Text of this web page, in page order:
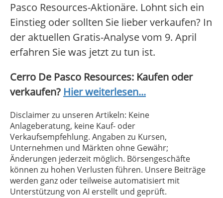
Pasco Resources-Aktionäre. Lohnt sich ein
Einstieg oder sollten Sie lieber verkaufen? In
der aktuellen Gratis-Analyse vom 9. April
erfahren Sie was jetzt zu tun ist.
Cerro De Pasco Resources: Kaufen oder
verkaufen? Hier weiterlesen...
Disclaimer zu unseren Artikeln: Keine
Anlageberatung, keine Kauf- oder
Verkaufsempfehlung. Angaben zu Kursen,
Unternehmen und Märkten ohne Gewähr;
Änderungen jederzeit möglich. Börsengeschäfte
können zu hohen Verlusten führen. Unsere Beiträge
werden ganz oder teilweise automatisiert mit
Unterstützung von AI erstellt und geprüft.